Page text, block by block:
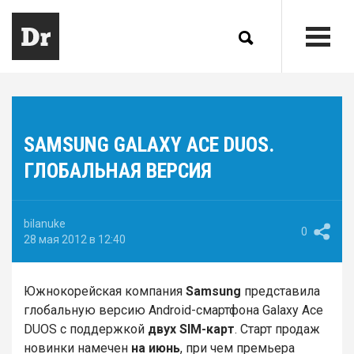
SAMSUNG GALAXY ACE DUOS.
ГЛОБАЛЬНАЯ ВЕРСИЯ
bilanuke
28 мая 2012 в 12:40
0
Южнокорейская компания Samsung представила
глобальную версию Android-смартфона Galaxy Ace
DUOS с поддержкой двух SIM-карт. Старт продаж
новинки намечен на июнь, при чем премьера